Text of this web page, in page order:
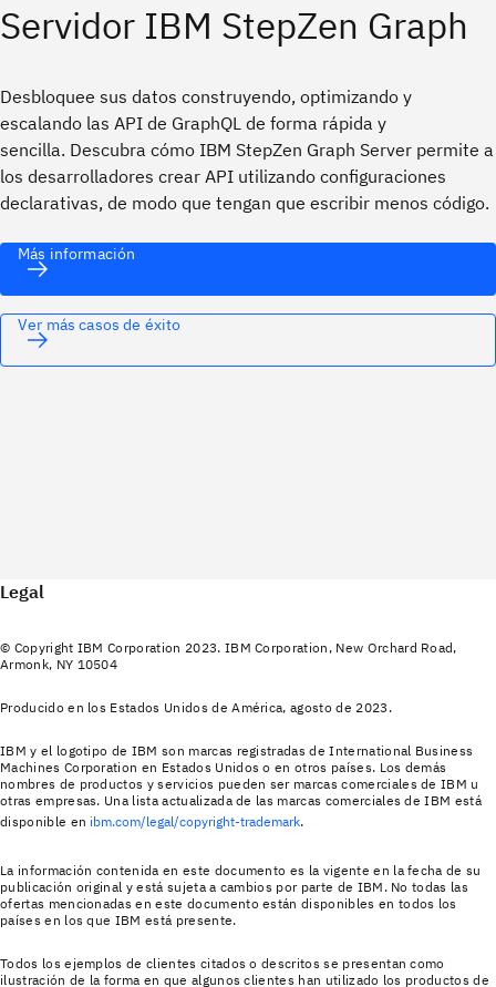
Servidor IBM StepZen Graph
Desbloquee sus datos construyendo, optimizando y
escalando las API de GraphQL de forma rápida y
sencilla. Descubra cómo IBM StepZen Graph Server permite a
los desarrolladores crear API utilizando configuraciones
declarativas, de modo que tengan que escribir menos código.
Más información
Ver más casos de éxito
Legal
© Copyright IBM Corporation 2023. IBM Corporation, New Orchard Road,
Armonk, NY 10504
Producido en los Estados Unidos de América, agosto de 2023.
IBM y el logotipo de IBM son marcas registradas de International Business
Machines Corporation en Estados Unidos o en otros países. Los demás
nombres de productos y servicios pueden ser marcas comerciales de IBM u
otras empresas. Una lista actualizada de las marcas comerciales de IBM está
disponible en ibm.com/legal/copyright-trademark.
La información contenida en este documento es la vigente en la fecha de su
publicación original y está sujeta a cambios por parte de IBM. No todas las
ofertas mencionadas en este documento están disponibles en todos los
países en los que IBM está presente.
Todos los ejemplos de clientes citados o descritos se presentan como
ilustración de la forma en que algunos clientes han utilizado los productos de